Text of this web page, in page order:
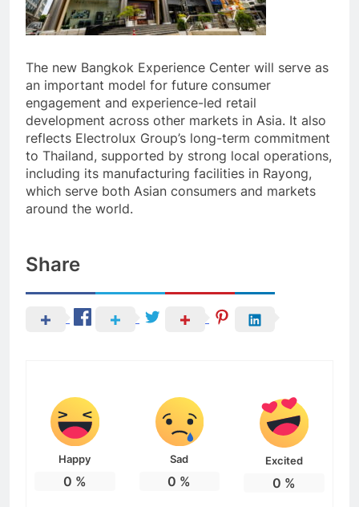
The new Bangkok Experience Center will serve as
an important model for future consumer
engagement and experience-led retail
development across other markets in Asia. It also
reflects Electrolux Group’s long-term commitment
to Thailand, supported by strong local operations,
including its manufacturing facilities in Rayong,
which serve both Asian consumers and markets
around the world.
Share
Happy
0 %
Sad
0 %
Excited
0 %